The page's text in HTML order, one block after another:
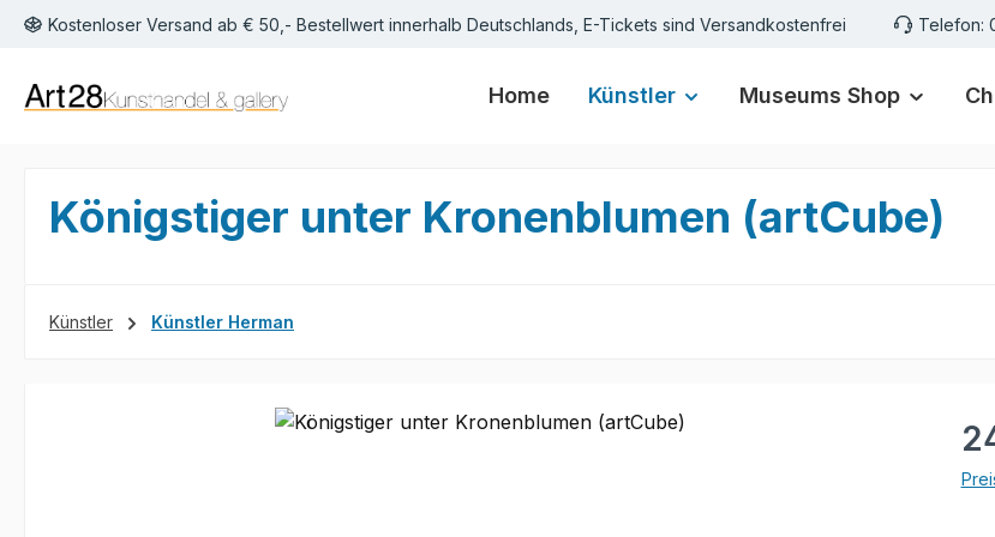
Hauptinhalt springen
Zur Suche springen
Zur Hauptnavigation springen
Kostenloser Versand ab € 50,- Bestellwert innerhalb Deutschlands, E-Tickets sind Versandkostenfrei Telefon:
Home Künstler Museums Shop
Königstiger unter Kronenblumen (artCube)
Künstler Künstler Herman
Bildergalerie überspringen